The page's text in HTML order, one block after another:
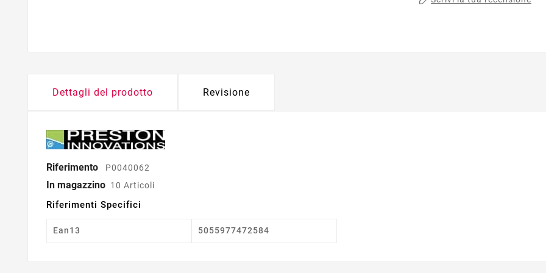
Dettagli del prodotto Revisione
Riferimento P0040062
In magazzino 10 Articoli
Riferimenti Specifici
Ean13 5055977472584